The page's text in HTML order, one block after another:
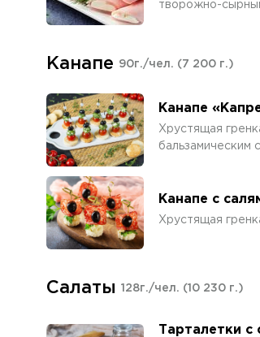
творожно-
Канапе 90г./чел. (7 200 г.)
Канапе
Хрустящая
бальзамическим
Канапе с
Хрустящая
Салаты 128г./чел. (10 230 г.)
Тарталетки с